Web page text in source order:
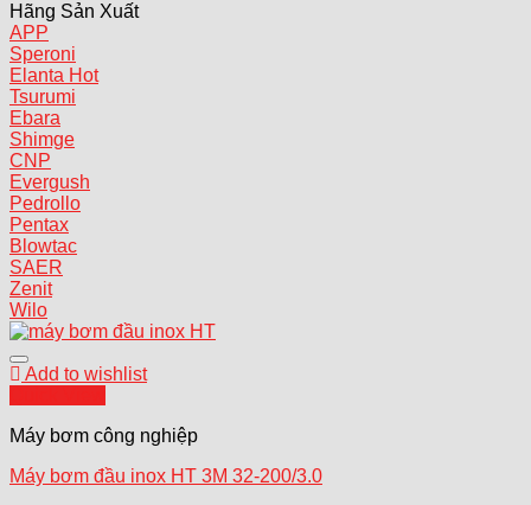
Hãng Sản Xuất
APP
Speroni
Elanta
Tsurumi
Ebara
Shimge
CNP
Evergush
Pedrollo
Pentax
Blowtac
SAER
Zenit
Wilo
Add to wishlist
Máy bơm công nghiệp
Máy bơm đầu inox HT 3M 32-200/3.0